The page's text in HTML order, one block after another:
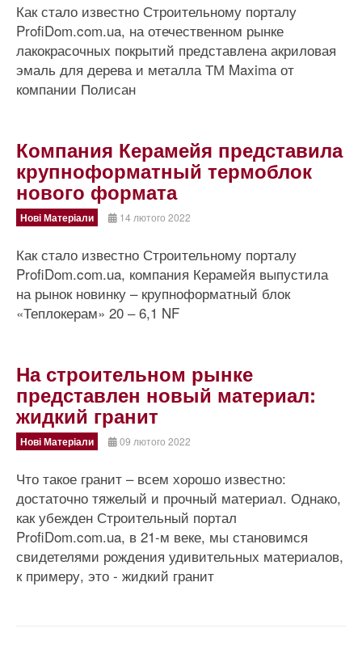
Как стало известно Строительному порталу
ProfiDom.com.ua, на отечественном рынке
лакокрасочных покрытий представлена акриловая
эмаль для дерева и металла ТМ Maxima от
компании Полисан
Компания Керамейя представила
крупноформатный термоблок
нового формата
Нові Матеріали 14 лютого 2022
Как стало известно Строительному порталу
ProfiDom.com.ua, компания Керамейя выпустила
на рынок новинку – крупноформатный блок
«Теплокерам» 20 – 6,1 NF
На строительном рынке
представлен новый материал:
жидкий гранит
Нові Матеріали 09 лютого 2022
Что такое гранит – всем хорошо известно:
достаточно тяжелый и прочный материал. Однако,
как убежден Строительный портал
ProfiDom.com.ua, в 21-м веке, мы становимся
свидетелями рождения удивительных материалов,
к примеру, это - жидкий гранит